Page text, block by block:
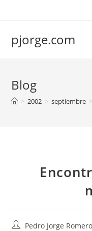
pjorge.com
Blog
> 2002 > septiembre >
AutorPedro Jorge Romero